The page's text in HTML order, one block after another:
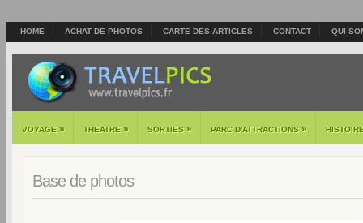
HOME ACHAT DE PHOTOS CARTE DES ARTICLES CONTACT QUI
VOYAGE » THEATRE » SORTIES » PARC D'ATTRACTIONS »
Base de photos